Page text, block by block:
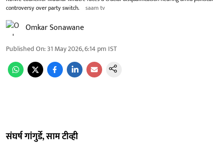
controversy over party switch.
saam tv
Omkar Sonawane
Published On:31 May 2026, 6:14 pm IST
संघर्ष गांगुर्डे, साम टीव्ही